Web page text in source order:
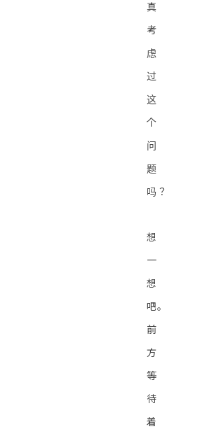
真
考
虑
过
这
个
问
题
吗？
想
一
想
吧。
前
方
等
待
着